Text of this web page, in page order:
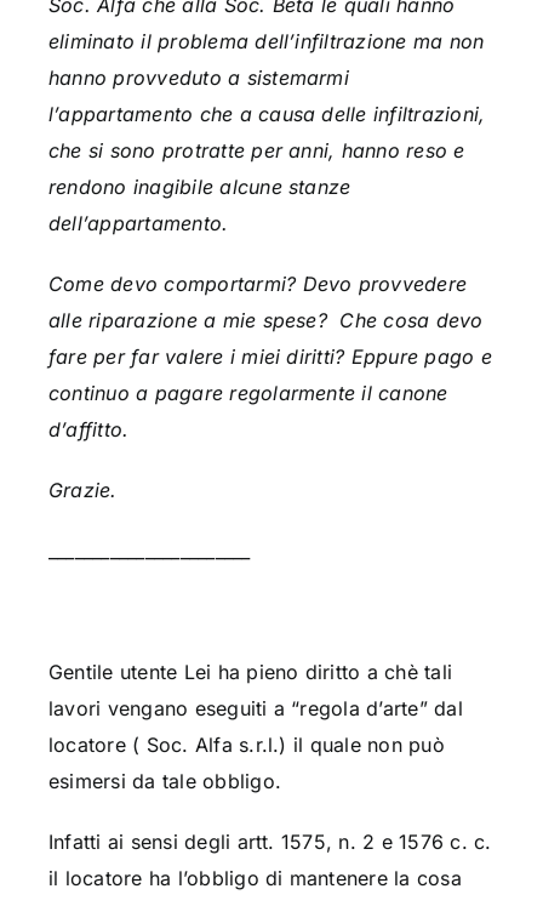
Soc. Alfa che alla Soc. Beta le quali hanno
eliminato il problema dell’infiltrazione ma non
hanno provveduto a sistemarmi
l’appartamento che a causa delle infiltrazioni,
che si sono protratte per anni, hanno reso e
rendono inagibile alcune stanze
dell’appartamento.
Come devo comportarmi? Devo provvedere
alle riparazione a mie spese? Che cosa devo
fare per far valere i miei diritti? Eppure pago e
continuo a pagare regolarmente il canone
d’affitto.
Grazie.
Gentile utente Lei ha pieno diritto a chè tali
lavori vengano eseguiti a “regola d’arte” dal
locatore ( Soc. Alfa s.r.l.) il quale non può
esimersi da tale obbligo.
Infatti ai sensi degli artt. 1575, n. 2 e 1576 c. c.
il locatore ha l’obbligo di mantenere la cosa